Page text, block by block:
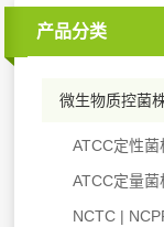
产品分类
微生物质控菌
ATCC定性菌
ATCC定量菌
NCTC |